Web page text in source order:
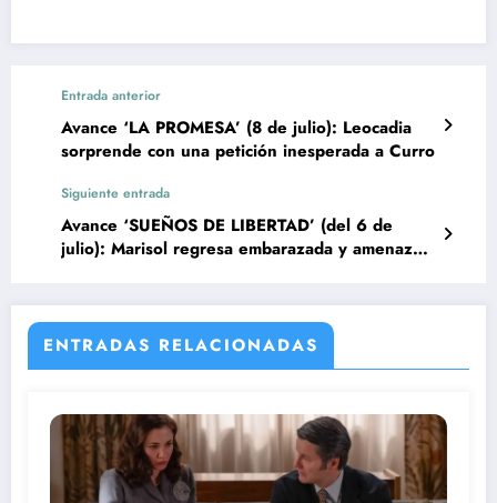
Entrada anterior
Avance ‘LA PROMESA’ (8 de julio): Leocadia
sorprende con una petición inesperada a Curro
Siguiente entrada
Avance ‘SUEÑOS DE LIBERTAD’ (del 6 de
julio): Marisol regresa embarazada y amenaza
ENTRADAS RELACIONADAS